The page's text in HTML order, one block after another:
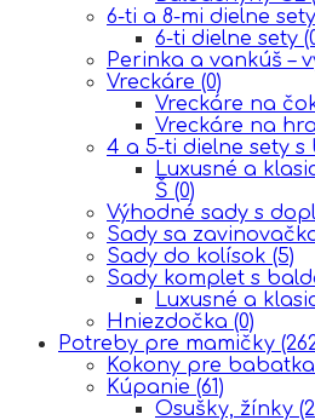
6-ti a 8-mi dielne sety
6-ti dielne sety
Perinka a vankúš –
Vreckáre (0)
Vreckáre na
Vreckáre na
4 a 5-ti dielne sety s
Luxusné a
Š (0)
Výhodné sady s
Sady sa
Sady do kolísok (5)
Sady komplet s
Luxusné a
Hniezdočka (0)
Potreby pre mamičky
Kokony pre babatka
Kúpanie (61)
Osušky, žínky